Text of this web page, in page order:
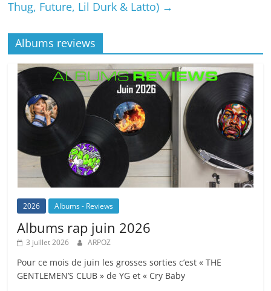
Thug, Future, Lil Durk & Latto) →
Albums reviews
2026 Albums - Reviews
Albums rap juin 2026
3 juillet 2026 ARPOZ
Pour ce mois de juin les grosses sorties c’est « THE
GENTLEMEN’S CLUB » de YG et « Cry Baby